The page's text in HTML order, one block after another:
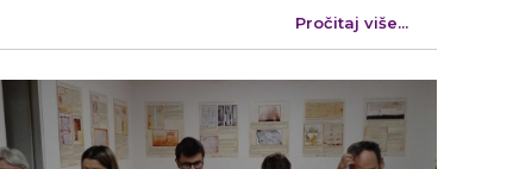
Pročitaj više...